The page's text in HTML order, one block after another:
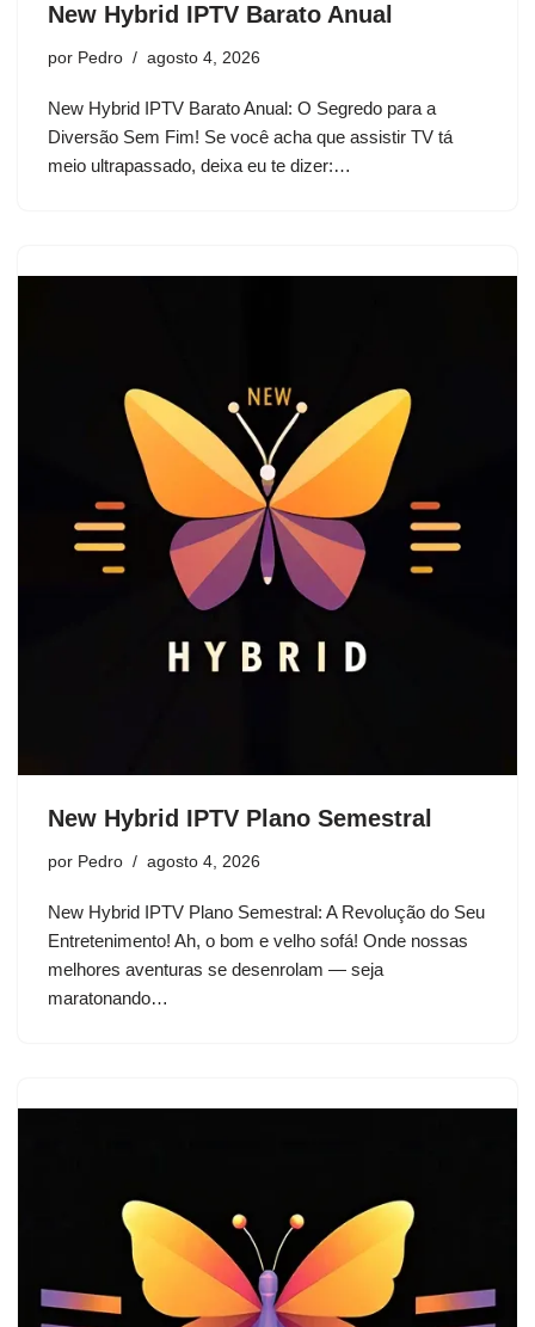
New Hybrid IPTV Barato Anual
por Pedro agosto 4, 2026
New Hybrid IPTV Barato Anual: O Segredo para a
Diversão Sem Fim! Se você acha que assistir TV tá
meio ultrapassado, deixa eu te dizer:…
New Hybrid IPTV Plano Semestral
por Pedro agosto 4, 2026
New Hybrid IPTV Plano Semestral: A Revolução do Seu
Entretenimento! Ah, o bom e velho sofá! Onde nossas
melhores aventuras se desenrolam — seja
maratonando…